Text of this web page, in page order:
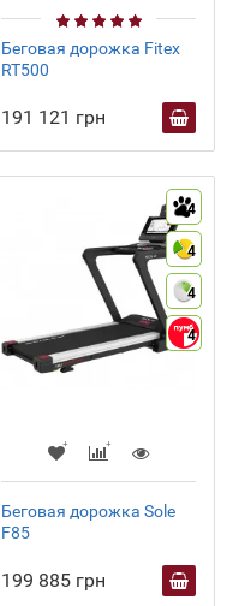
Беговая дорожка Fitex
RT500
191 121 грн
4
4
4
4
Беговая дорожка Sole
F85
199 885 грн